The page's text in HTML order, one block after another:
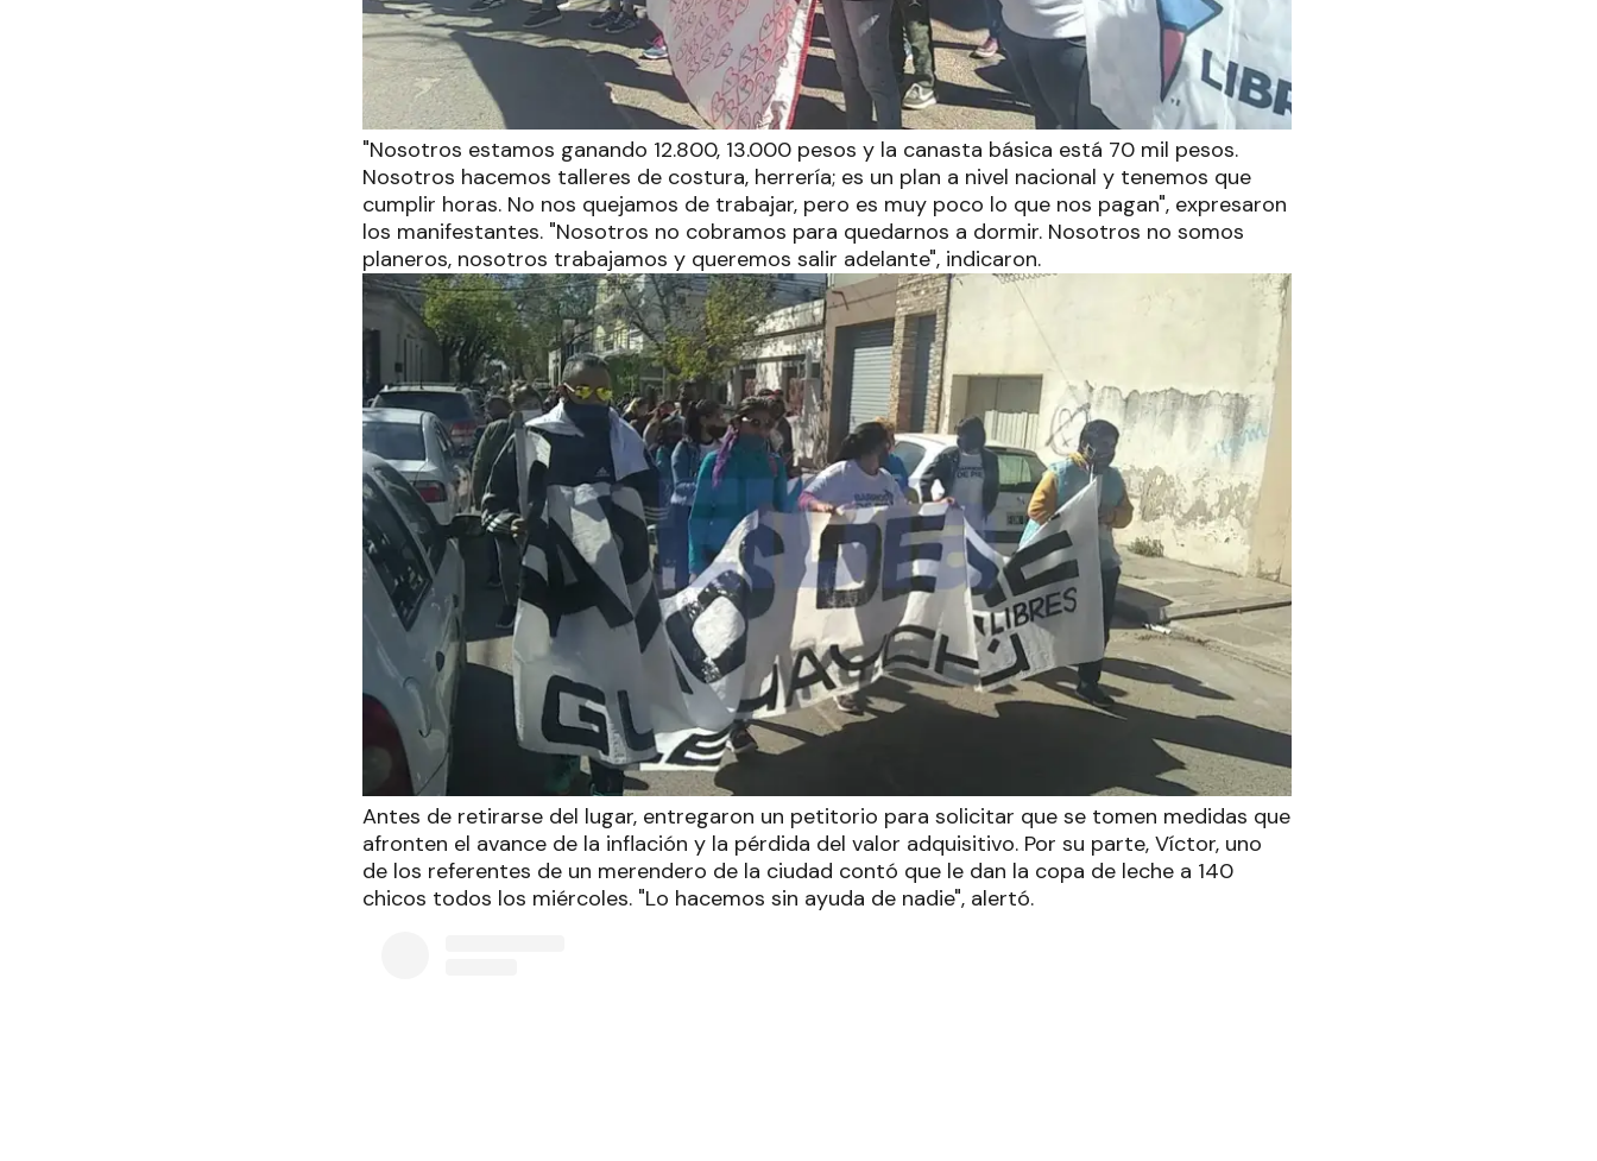
"Nosotros estamos ganando 12.800, 13.000 pesos y la canasta básica está 70 mil pesos.
Nosotros hacemos talleres de costura, herrería; es un plan a nivel nacional y tenemos que
cumplir horas. No nos quejamos de trabajar, pero es muy poco lo que nos pagan", expresaron
los manifestantes. "Nosotros no cobramos para quedarnos a dormir. Nosotros no somos
planeros, nosotros trabajamos y queremos salir adelante", indicaron.
Antes de retirarse del lugar, entregaron un petitorio para solicitar que se tomen medidas que
afronten el avance de la inflación y la pérdida del valor adquisitivo. Por su parte, Víctor, uno
de los referentes de un merendero de la ciudad contó que le dan la copa de leche a 140
chicos todos los miércoles. "Lo hacemos sin ayuda de nadie", alertó.